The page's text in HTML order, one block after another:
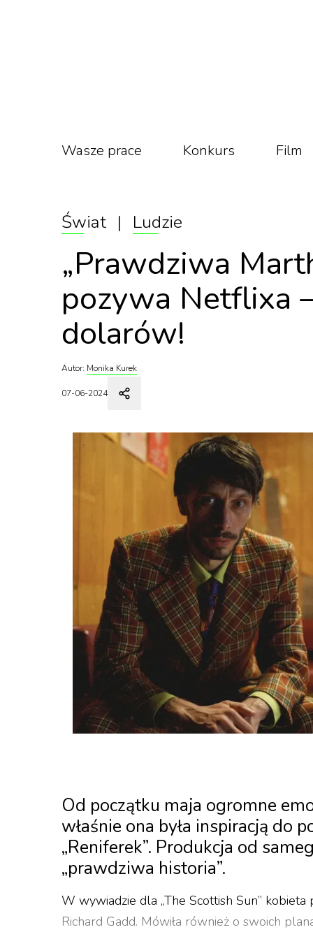
Wasze prace Konkurs Film
Świat | Ludzie
„Prawdziwa
pozywa Netflixa
dolarów!
Autor: Monika Kurek
07-06-2024
Od początku maja ogromne
właśnie ona była inspiracją
„Reniferek”. Produkcja od
„prawdziwa historia”.
W wywiadzie dla „The Scottish Sun” kobieta
Richard Gadd. Mówiła również o swoich